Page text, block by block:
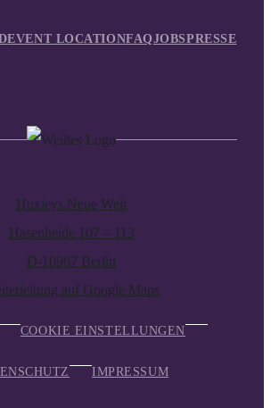
EVENT LOCATIONFAQJOBSPRESSE
Huxleys Neue Welt
Hasenheide 107 – 113
D-10967 Berlin
auf Google Maps
COOKIE EINSTELLUNGEN
IMPRESSUM